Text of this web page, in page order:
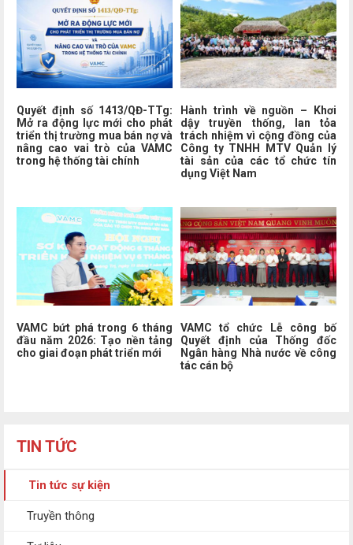
TIN TỨC
Tin tức sự kiện
Truyền thông
Quyết định số 1413/QĐ-TTg:
Mở ra động lực mới cho phát
triển thị trường mua bán nợ và
nâng cao vai trò của VAMC
trong hệ thống tài chính
Hành trình về nguồn – Khơi
dậy truyền thống, lan tỏa
trách nhiệm vì cộng đồng của
Công ty TNHH MTV Quản lý
tài sản của các tổ chức tín
dụng Việt Nam
VAMC bứt phá trong 6 tháng
đầu năm 2026: Tạo nền tảng
cho giai đoạn phát triển mới
VAMC tổ chức Lễ công bố
Quyết định của Thống đốc
Ngân hàng Nhà nước về công
tác cán bộ